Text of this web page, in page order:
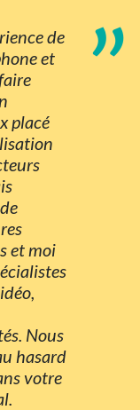
de
et
placé
et moi
Nous
hasard
votre
”